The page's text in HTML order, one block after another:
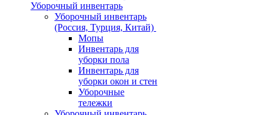
Уборочный инвентарь
Уборочный инвентарь
(Россия, Турция, Китай)
Мопы
Инвентарь для
уборки пола
Инвентарь для
уборки окон и стен
Уборочные
тележки